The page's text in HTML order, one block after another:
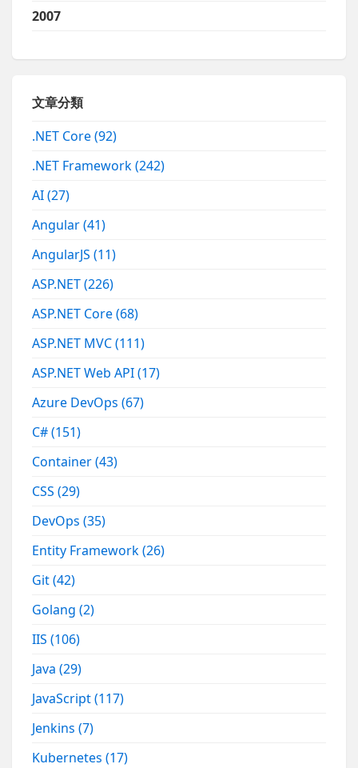
2007
文章分類
.NET Core(92)
.NET Framework(242)
AI(27)
Angular(41)
AngularJS(11)
ASP.NET(226)
ASP.NET Core(68)
ASP.NET MVC(111)
ASP.NET Web API(17)
Azure DevOps(67)
C#(151)
Container(43)
CSS(29)
DevOps(35)
Entity Framework(26)
Git(42)
Golang(2)
IIS(106)
Java(29)
JavaScript(117)
Jenkins(7)
Kubernetes(17)